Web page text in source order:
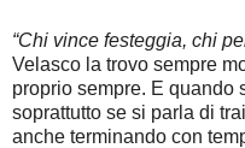
“Chi vince festeggia, chi
Velasco la trovo sempre
proprio sempre. E quando
soprattutto se si parla di
anche terminando con